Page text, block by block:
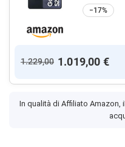
−17%
1.229,00 1.019,00 €
In qualità di Affiliato Amazon,